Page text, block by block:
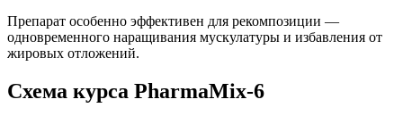
Препарат особенно эффективен для рекомпозиции —
одновременного наращивания мускулатуры и избавления от
жировых отложений.
Схема курса PharmaMix-6